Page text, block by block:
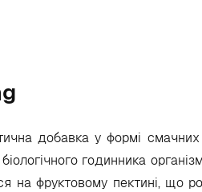
добавка у формі
годинника
на фруктовому пектині, що